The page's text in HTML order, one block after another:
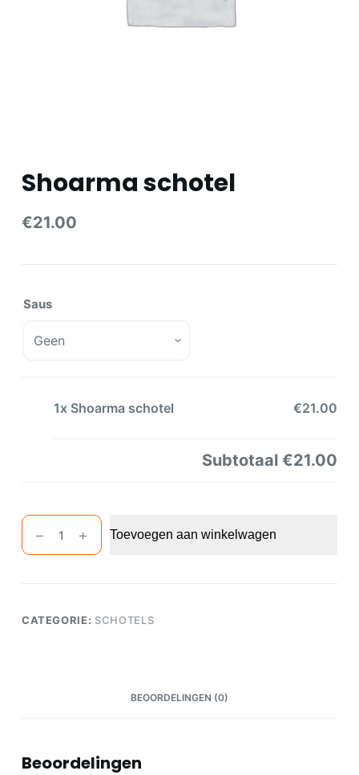
Shoarma schotel
€21.00
Saus
1x Shoarma schotel €21.00
Subtotaal€21.00
Shoarma
schotel
Toevoegen aan winkelwagen
CATEGORIE: SCHOTELS
BEOORDELINGEN (0)
Beoordelingen